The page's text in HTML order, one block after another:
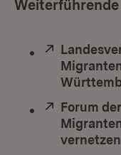
Extern:
Extern:
Forum
vernetzen